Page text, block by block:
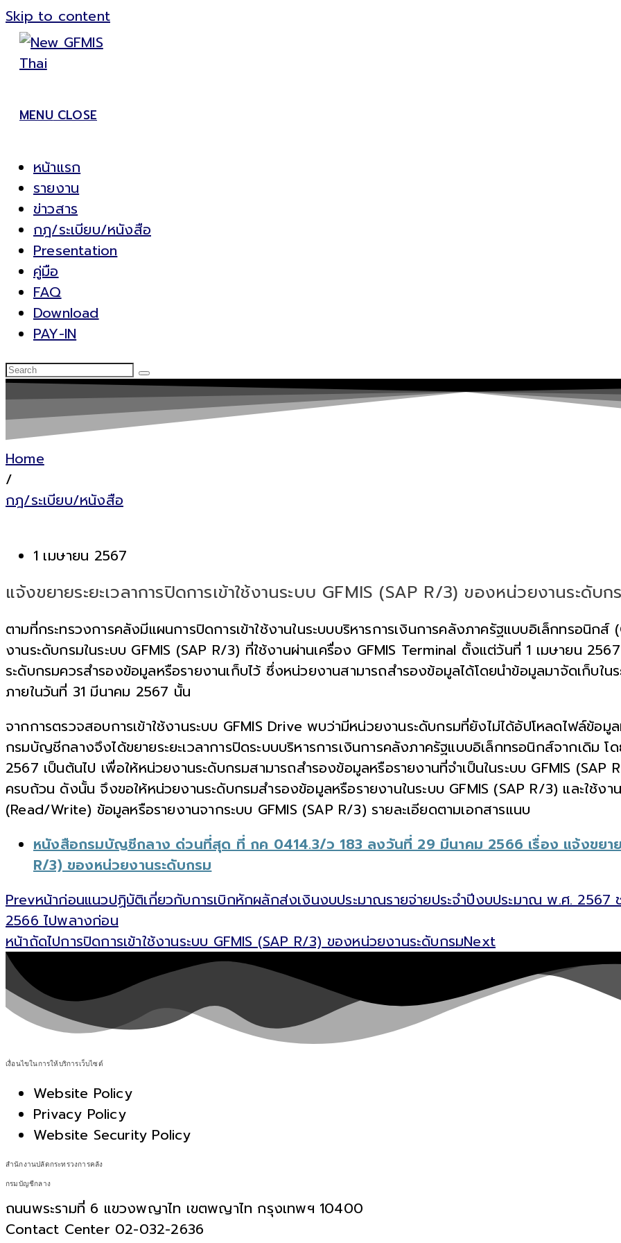
Skip to content
MENU CLOSE
หน้าแรก
รายงาน
ข่าวสาร
กฎ/ระเบียบ/หนังสือ
Presentation
คู่มือ
FAQ
Download
PAY-IN
Home
/
กฎ/ระเบียบ/หนังสือ
1 เมษายน 2567
แจ้งขยายระยะเวลาการปิดการเข้าใช้งานระบบ GFMIS (SAP R/3) ของหน่วยงานระดับก
ตามที่กระทรวงการคลังมีแผนการปิดการเข้าใช้งานในระบบบริหารการเงินการคลังภาครัฐแบบอิเล็กทรอนิกส์
งานระดับกรมในระบบ GFMIS (SAP R/3) ที่ใช้งานผ่านเครื่อง GFMIS Terminal ตั้งแต่วันที่ 1 เมษายน
ระดับกรมควรสำรองข้อมูลหรือรายงานเก็บไว้ ซึ่งหน่วยงานสามารถสำรองข้อมูลได้โดยนำข้อมูลมาจัดเก็บใ
ภายในวันที่ 31 มีนาคม 2567 นั้น
จากการตรวจสอบการเข้าใช้งานระบบ GFMIS Drive พบว่ามีหน่วยงานระดับกรมที่ยังไม่ได้อัปโหลดไฟล์ข้อมู
กรมบัญชีกลางจึงได้ขยายระยะเวลาการปิดระบบบริหารการเงินการคลังภาครัฐแบบอิเล็กทรอนิกส์จากเดิม
2567 เป็นต้นไป เพื่อให้หน่วยงานระดับกรมสามารถสำรองข้อมูลหรือรายงานที่จำเป็นในระบบ GFMIS (SAP
ครบถ้วน ดังนั้น จึงขอให้หน่วยงานระดับกรมสำรองข้อมูลหรือรายงานในระบบ GFMIS (SAP R/3) และใช้ง
(Read/Write) ข้อมูลหรือรายงานจากระบบ GFMIS (SAP R/3) รายละเอียดตามเอกสารแนบ
หนังสือกรมบัญชีกลาง ด่วนที่สุด ที่ กค 0414.3/ว 183 ลงวันที่ 29 มีนาคม 2566 เรื่อง แจ้งขยายระ
R/3) ของหน่วยงานระดับกรม​
Prevหน้าก่อนแนวปฏิบัติเกี่ยวกับการเบิกหักผลักส่งเงินงบประมาณรายจ่ายประจำปีงบประมาณ พ.ศ. 2567
2566 ไปพลางก่อน
หน้าถัดไปการปิดการเข้าใช้งานระบบ GFMIS (SAP R/3) ของหน่วยงานระดับกรมNext
เงื่อนไขในการให้บริการเว็บไซต์
Website Policy
Privacy Policy
Website Security Policy
สำนักงานปลัดกระทรวงการคลัง
กรมบัญชีกลาง
ถนนพระรามที่ 6 แขวงพญาไท เขตพญาไท กรุงเทพฯ 10400
Contact Center 02-032-2636